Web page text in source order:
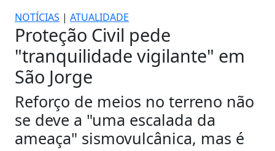
NOTÍCIAS | ATUALIDADE
Proteção Civil pede
"tranquilidade vigilante" em
São Jorge
Reforço de meios no terreno não
se deve a "uma escalada da
ameaça" sismovulcânica, mas é